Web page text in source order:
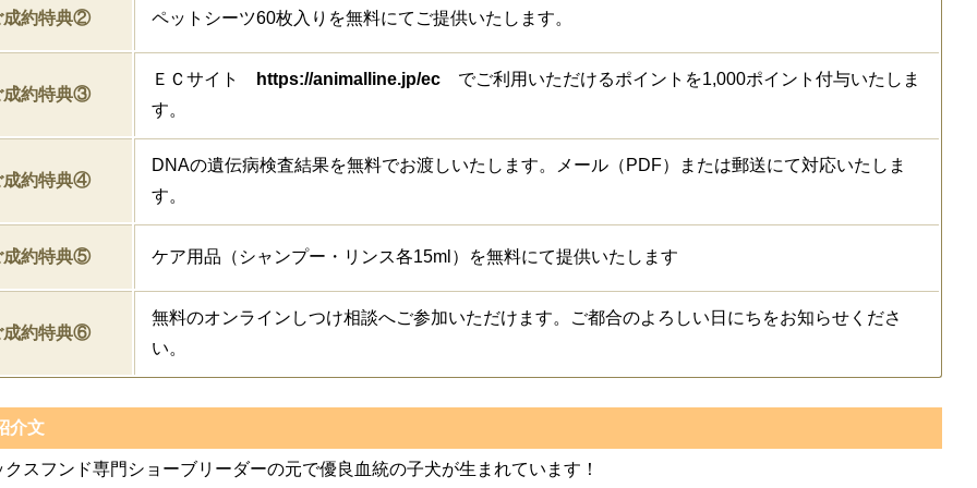
成約特典② ペットシーツ60枚入りを無料にてご提供いたします。
成約特典③
ＥＣサイト https://animalline.jp/ec でご利用いただけるポイントを1,000ポイント付与いたしま
す。
成約特典④
DNAの遺伝病検査結果を無料でお渡しいたします。メール（PDF）または郵送にて対応いたしま
す。
成約特典⑤ ケア用品（シャンプー・リンス各15ml）を無料にて提供いたします
成約特典⑥
無料のオンラインしつけ相談へご参加いただけます。ご都合のよろしい日にちをお知らせくださ
い。
介文
クスフンド専門ショーブリーダーの元で優良血統の子犬が生まれています！